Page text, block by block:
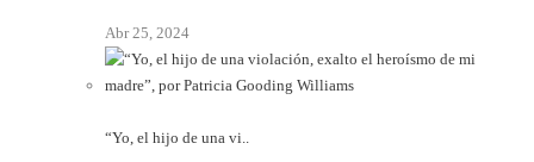
Abr 25, 2024
“Yo, el hijo de una vi..